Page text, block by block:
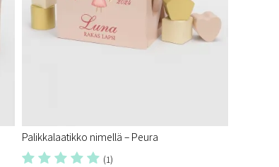
Palikkalaatikko nimellä – Peura
(1)